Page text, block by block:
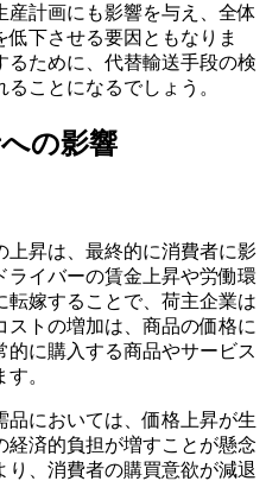
産計画にも影響を与え、全体
下させる要因ともなりま
ために、代替輸送手段の検
ことになるでしょう。
の影響
上昇は、最終的に消費者に影
イバーの賃金上昇や労働環
嫁することで、荷主企業は
トの増加は、商品の価格に
的に購入する商品やサービス
。
においては、価格上昇が生
済的負担が増すことが懸念
り、消費者の購買意欲が減退